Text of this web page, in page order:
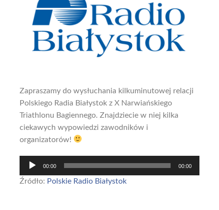
Zapraszamy do wysłuchania kilkuminutowej relacji
Polskiego Radia Białystok z X Narwiańskiego
Triathlonu Bagiennego. Znajdziecie w niej kilka
ciekawych wypowiedzi zawodników i
organizatorów!
Odtwarzacz
dźwiękowych
00:00 00:00
Źródło: Polskie Radio Białystok